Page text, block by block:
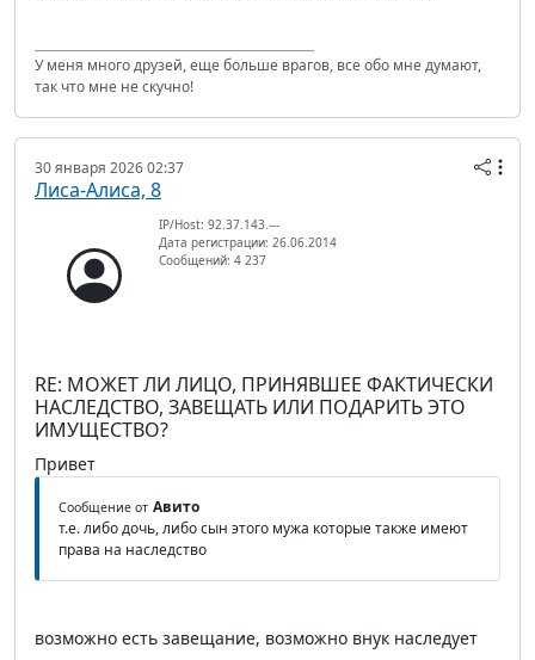
У меня много друзей, еще больше врагов, все обо мне думают,
так что мне не скучно!
30 января 2026 02:37
Лиса-Алиса, 8
IP/Host: 92.37.143.---
Дата регистрации: 26.06.2014
Сообщений: 4 237
RE: МОЖЕТ ЛИ ЛИЦО, ПРИНЯВШЕЕ ФАКТИЧЕСКИ
НАСЛЕДСТВО, ЗАВЕЩАТЬ ИЛИ ПОДАРИТЬ ЭТО
ИМУЩЕСТВО?
Привет
Сообщение от Авито
т.е. либо дочь, либо сын этого мужа которые также имеют
права на наследство
возможно есть завещание, возможно внук наследует